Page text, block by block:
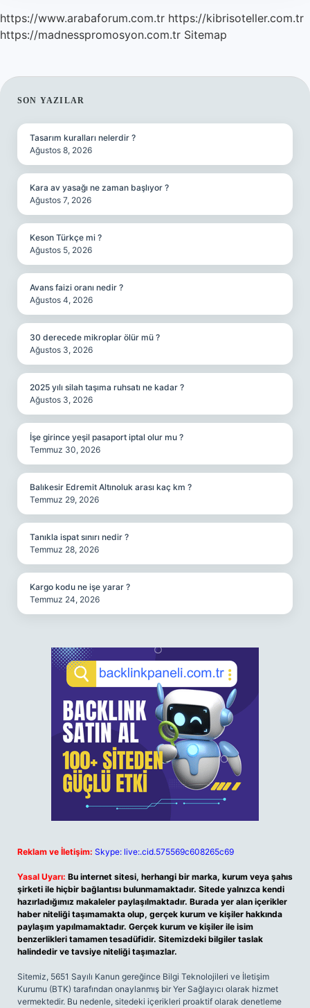
https://www.arabaforum.com.tr https://kibrisoteller.com.tr
https://madnesspromosyon.com.tr Sitemap
SIDEBAR
SON YAZILAR
Tasarım kuralları nelerdir ?
Ağustos 8, 2026
Kara av yasağı ne zaman başlıyor ?
Ağustos 7, 2026
Keson Türkçe mi ?
Ağustos 5, 2026
Avans faizi oranı nedir ?
Ağustos 4, 2026
30 derecede mikroplar ölür mü ?
Ağustos 3, 2026
2025 yılı silah taşıma ruhsatı ne kadar ?
Ağustos 3, 2026
İşe girince yeşil pasaport iptal olur mu ?
Temmuz 30, 2026
Balıkesir Edremit Altınoluk arası kaç km ?
Temmuz 29, 2026
Tanıkla ispat sınırı nedir ?
Temmuz 28, 2026
Kargo kodu ne işe yarar ?
Temmuz 24, 2026
Reklam ve İletişim: Skype: live:.cid.575569c608265c69
Yasal Uyarı: Bu internet sitesi, herhangi bir marka, kurum veya şahıs
şirketi ile hiçbir bağlantısı bulunmamaktadır. Sitede yalnızca kendi
hazırladığımız makaleler paylaşılmaktadır. Burada yer alan içerikler
haber niteliği taşımamakta olup, gerçek kurum ve kişiler hakkında
paylaşım yapılmamaktadır. Gerçek kurum ve kişiler ile isim
benzerlikleri tamamen tesadüfidir. Sitemizdeki bilgiler taslak
halindedir ve tavsiye niteliği taşımazlar.
Sitemiz, 5651 Sayılı Kanun gereğince Bilgi Teknolojileri ve İletişim
Kurumu (BTK) tarafından onaylanmış bir Yer Sağlayıcı olarak hizmet
vermektedir. Bu nedenle, sitedeki içerikleri proaktif olarak denetleme